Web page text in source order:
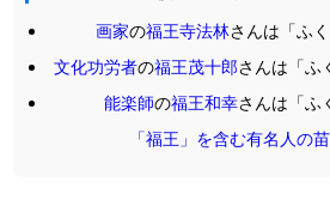
画家の福王寺法林さんは「ふ
文化功労者の福王茂十郎さんは「ふ
能楽師の福王和幸さんは「ふ
「福王」を含む有名人の